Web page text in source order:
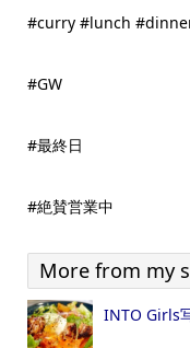
#curry #lunch
#GW
#最終日
#絶賛営業中
More from my
INTO Girls